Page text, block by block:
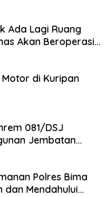
Ada Lagi Ruang
Akan Beroperasi
di Kuripan
081/DSJ
Jembatan
Polres Bima
dan Mendahului